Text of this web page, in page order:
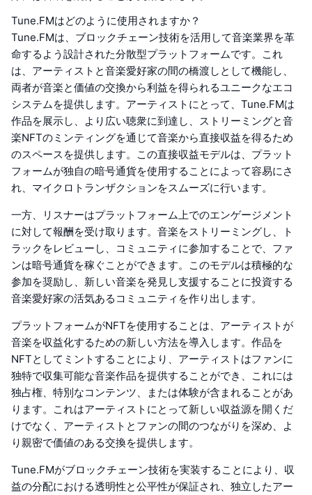
Tune.FMはどのように使用されますか？
Tune.FMは、ブロックチェーン技術を活用して音楽業界を革
命するよう設計された分散型プラットフォームです。これ
は、アーティストと音楽愛好家の間の橋渡しとして機能し、
両者が音楽と価値の交換から利益を得られるユニークなエコ
システムを提供します。アーティストにとって、Tune.FMは
作品を展示し、より広い聴衆に到達し、ストリーミングと音
楽NFTのミンティングを通じて音楽から直接収益を得るため
のスペースを提供します。この直接収益モデルは、プラット
フォームが独自の暗号通貨を使用することによって容易にさ
れ、マイクロトランザクションをスムーズに行います。
一方、リスナーはプラットフォーム上でのエンゲージメント
に対して報酬を受け取ります。音楽をストリーミングし、ト
ラックをレビューし、コミュニティに参加することで、ファ
ンは暗号通貨を稼ぐことができます。このモデルは積極的な
参加を奨励し、新しい音楽を発見し支援することに投資する
音楽愛好家の活気あるコミュニティを作り出します。
プラットフォームがNFTを使用することは、アーティストが
音楽を収益化するための新しい方法を導入します。作品を
NFTとしてミントすることにより、アーティストはファンに
独特で収集可能な音楽作品を提供することができ、これには
独占権、特別なコンテンツ、または体験が含まれることがあ
ります。これはアーティストにとって新しい収益源を開くだ
けでなく、アーティストとファンの間のつながりを深め、よ
り親密で価値のある交換を提供します。
Tune.FMがブロックチェーン技術を実装することにより、収
益の分配における透明性と公平性が保証され、独立したアー